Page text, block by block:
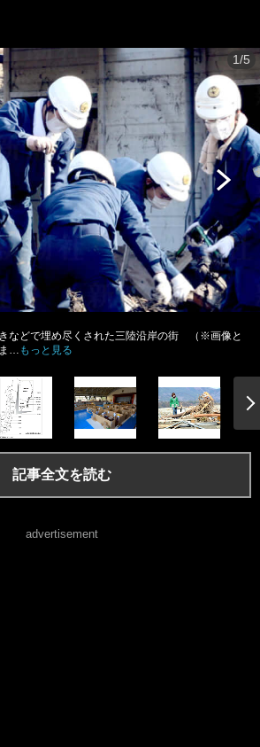
1/5
などで埋め尽くされた三陸沿岸の街 （※画像と
…
もっと見る
記事全文を読む
advertisement